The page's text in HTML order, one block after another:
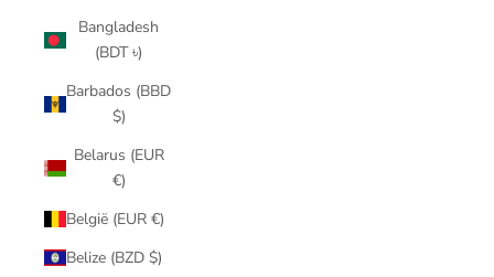
Bangladesh
(BDT ৳)
Barbados (BBD
$)
Belarus (EUR
€)
België (EUR €)
Belize (BZD $)